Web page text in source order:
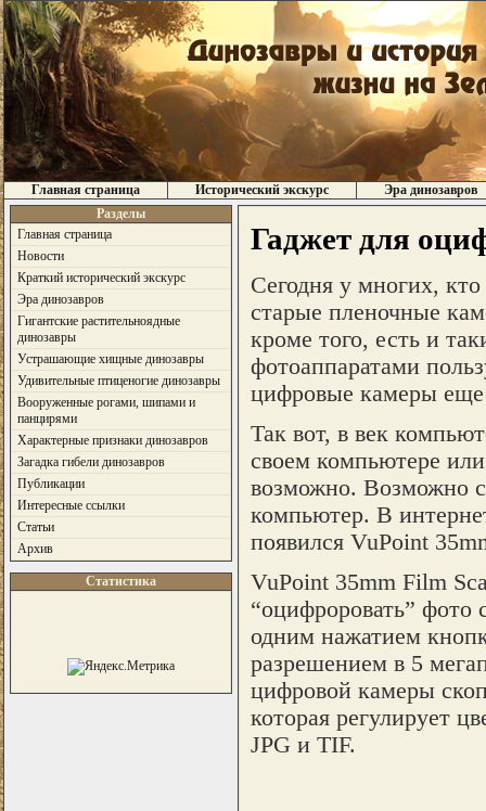
Главная страница Исторический экскурс
Эра динозавров
Разделы
Главная страница
Новости
Краткий исторический экскурс
Эра динозавров
Гигантские растительноядные
динозавры
Устрашающие хищные динозавры
Удивительные птиценогие динозавры
Вооруженные рогами, шипами и
панцирями
Характерные признаки динозавров
Загадка гибели динозавров
Публикации
Интересные ссылки
Статьи
Архив
Статистика
Гаджет для
Сегодня у многих,
старые пленочные
кроме того, есть и
фотоаппаратами
цифровые камеры
Так вот, в век
своем компьютере
возможно. Возможно
компьютер. В
появился VuPoint
VuPoint 35mm Film
“оцифроровать” фото
одним нажатием
разрешением в 5
цифровой камеры
которая регулирует
JPG и TIF.